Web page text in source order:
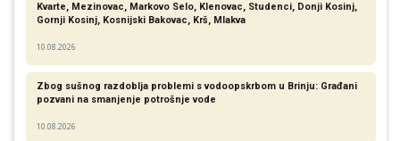
Kvarte, Mezinovac, Markovo Selo, Klenovac, Studenci, Donji Kosinj,
Gornji Kosinj, Kosnijski Bakovac, Krš, Mlakva
10.08.2026
Zbog sušnog razdoblja problemi s vodoopskrbom u Brinju: Građani
pozvani na smanjenje potrošnje vode
10.08.2026